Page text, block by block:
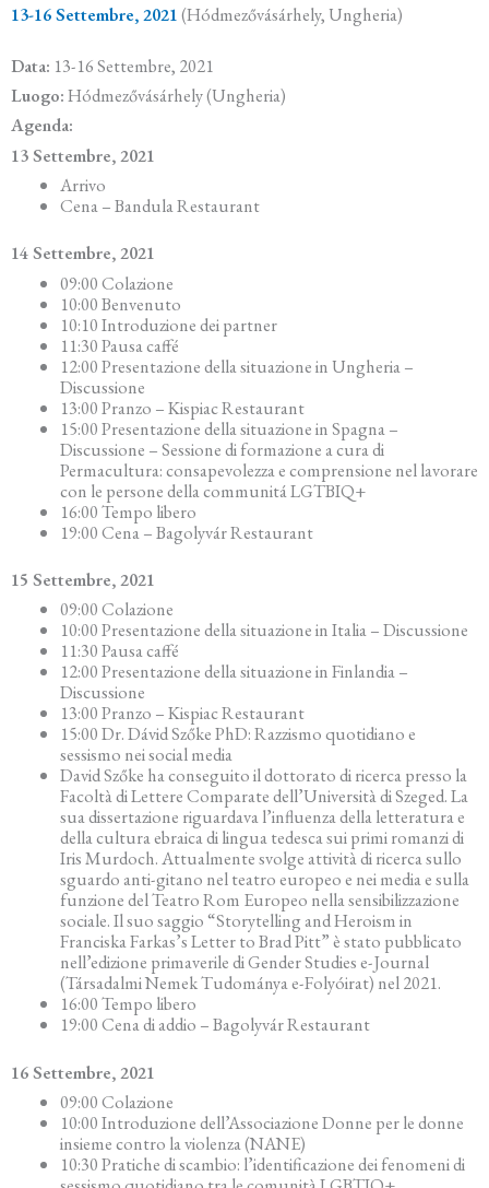
13-16 Settembre, 2021(Hódmezővásárhely, Ungheria)
Data: 13-16 Settembre, 2021
Luogo:Hódmezővásárhely (Ungheria)
Agenda:
13 Settembre, 2021
Arrivo
Cena – Bandula Restaurant
14 Settembre, 2021
09:00 Colazione
10:00 Benvenuto
10:10 Introduzione dei partner
11:30 Pausa caffé
12:00 Presentazione della situazione in Ungheria –
Discussione
13:00 Pranzo – Kispiac Restaurant
15:00 Presentazione della situazione in Spagna –
Discussione – Sessione di formazione a cura di
Permacultura: consapevolezza e comprensione nel lavorare
con le persone della communitá LGTBIQ+
16:00 Tempo libero
19:00 Cena – Bagolyvár Restaurant
15 Settembre, 2021
09:00 Colazione
10:00 Presentazione della situazione in Italia – Discussione
11:30 Pausa caffé
12:00 Presentazione della situazione in Finlandia –
Discussione
13:00 Pranzo – Kispiac Restaurant
15:00 Dr. Dávid Szőke PhD: Razzismo quotidiano e
sessismo nei social media
David Szőke ha conseguito il dottorato di ricerca presso la
Facoltà di Lettere Comparate dell’Università di Szeged. La
sua dissertazione riguardava l’influenza della letteratura e
della cultura ebraica di lingua tedesca sui primi romanzi di
Iris Murdoch. Attualmente svolge attività di ricerca sullo
sguardo anti-gitano nel teatro europeo e nei media e sulla
funzione del Teatro Rom Europeo nella sensibilizzazione
sociale. Il suo saggio “Storytelling and Heroism in
Franciska Farkas’s Letter to Brad Pitt” è stato pubblicato
nell’edizione primaverile di Gender Studies e-Journal
(Társadalmi Nemek Tudománya e-Folyóirat) nel 2021.
16:00 Tempo libero
19:00 Cena di addio – Bagolyvár Restaurant
16 Settembre, 2021
09:00 Colazione
10:00 Introduzione dell’Associazione Donne per le donne
insieme contro la violenza (NANE)
10:30 Pratiche di scambio: l’identificazione dei fenomeni di